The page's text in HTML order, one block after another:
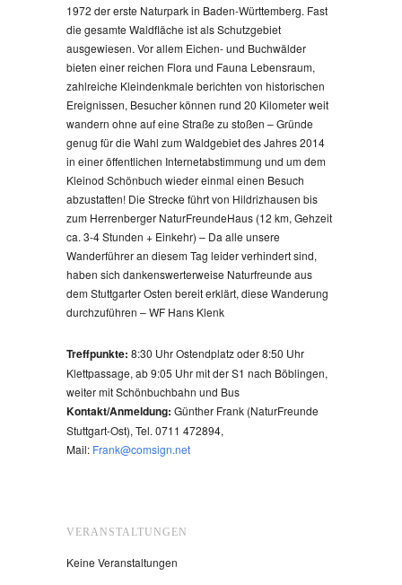
1972 der erste Naturpark in Baden-Württemberg. Fast
die gesamte Waldfläche ist als Schutzgebiet
ausgewiesen. Vor allem Eichen- und Buchwälder
bieten einer reichen Flora und Fauna Lebensraum,
zahlreiche Kleindenkmale berichten von historischen
Ereignissen, Besucher können rund 20 Kilometer weit
wandern ohne auf eine Straße zu stoßen – Gründe
genug für die Wahl zum Waldgebiet des Jahres 2014
in einer öffentlichen Internetabstimmung und um dem
Kleinod Schönbuch wieder einmal einen Besuch
abzustatten! Die Strecke führt von Hildrizhausen bis
zum Herrenberger NaturFreundeHaus (12 km, Gehzeit
ca. 3-4 Stunden + Einkehr) – Da alle unsere
Wanderführer an diesem Tag leider verhindert sind,
haben sich dankenswerterweise Naturfreunde aus
dem Stuttgarter Osten bereit erklärt, diese Wanderung
durchzuführen – WF Hans Klenk
Treffpunkte: 8:30 Uhr Ostendplatz oder 8:50 Uhr
Klettpassage, ab 9:05 Uhr mit der S1 nach Böblingen,
weiter mit Schönbuchbahn und Bus
Kontakt/Anmeldung: Günther Frank (NaturFreunde
Stuttgart-Ost), Tel. 0711 472894,
Mail: Frank@comsign.net
VERANSTALTUNGEN
Keine Veranstaltungen